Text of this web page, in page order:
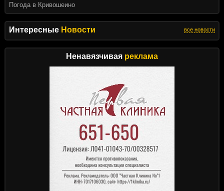
Интересные Новости все новости
Ненавязчивая реклама
Погода в Кривошеино